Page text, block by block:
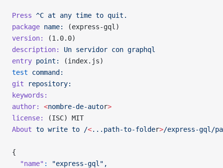
Press ^C at any time to quit.
package name:
(express-gql)
version:
(1.0.0)
description:
Un servidor con graphql
entry point:
(index.js)
test command:
git repository:
keywords:
author:
<nombre-de-autor>
license:
(ISC) MIT
About to write to /<...path-to-folder>/express-gql/
{
  "name"
:
"express-gql",